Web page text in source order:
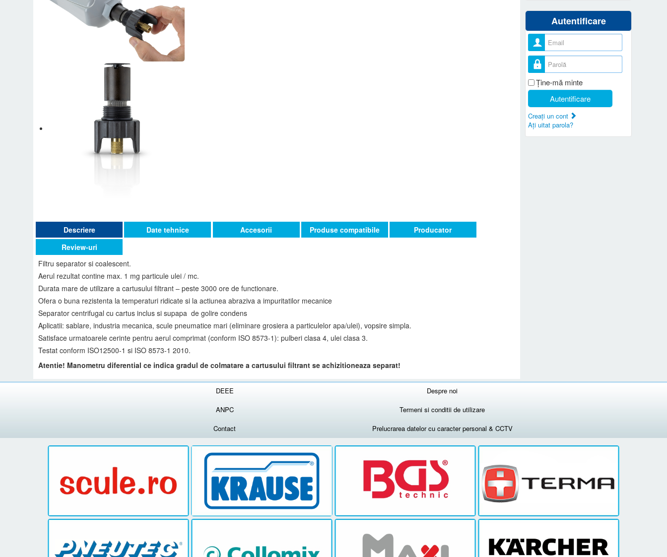
Descriere
Filtru separator si coalescent.
Aerul rezultat contine max. 1 mg particule ulei / mc.
Durata mare de utilizare a cartusului filtrant – peste 3000 ore de functionare.
Ofera o buna rezistenta la temperaturi ridicate si la actiunea abraziva a impuritatilor mecanice
Separator centrifugal cu cartus inclus si supapa de golire condens
Aplicatii: sablare, industria mecanica, scule pneumatice mari (eliminare grosiera a particulelor apa/ulei), vopsire simpla.
Satisface urmatoarele cerinte pentru aerul comprimat (conform ISO 8573-1): pulberi clasa 4, ulei clasa 3.
Testat conform ISO12500-1 si ISO 8573-1 2010.
Atentie! Manometru diferential ce indica gradul de colmatare a cartusului filtrant se achizitioneaza separat!
Date tehnice Accesorii Produse compatibile
Producator
Review-uri
Autentificare
Nume utilizator
Parolă
Ţine-mă minte
Autentificare
Creaţi un cont
Aţi uitat parola?
DEEE
Despre noi
ANPC
Termeni si conditii de utilizare
Contact
Prelucrarea datelor cu caracter personal & CCTV